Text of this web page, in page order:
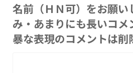
名前（ＨＮ可）をお願い
み・あまりにも長いコメ
暴な表現のコメントは削